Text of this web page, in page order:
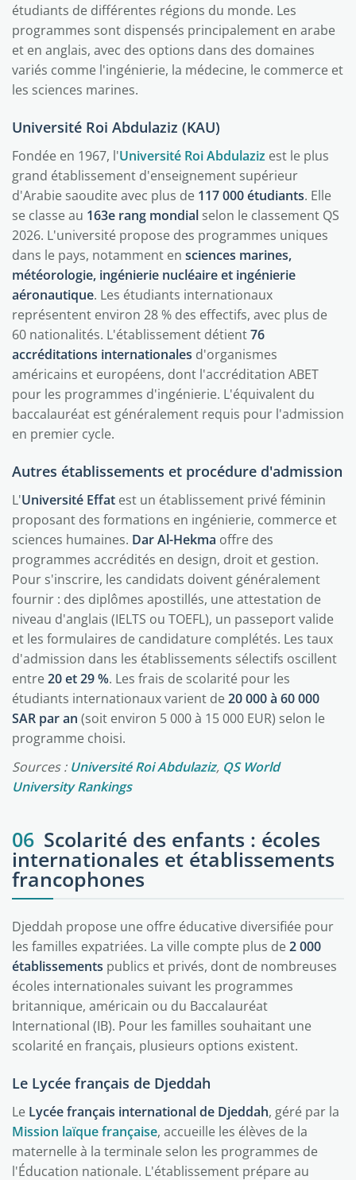
étudiants de différentes régions du monde. Les
programmes sont dispensés principalement en arabe
et en anglais, avec des options dans des domaines
variés comme l'ingénierie, la médecine, le commerce et
les sciences marines.
Université Roi Abdulaziz (KAU)
Fondée en 1967, l'Université Roi Abdulaziz est le plus
grand établissement d'enseignement supérieur
d'Arabie saoudite avec plus de 117 000 étudiants. Elle
se classe au 163e rang mondial selon le classement QS
2026. L'université propose des programmes uniques
dans le pays, notamment en sciences marines,
météorologie, ingénierie nucléaire et ingénierie
aéronautique. Les étudiants internationaux
représentent environ 28 % des effectifs, avec plus de
60 nationalités. L'établissement détient76
accréditations internationales d'organismes
américains et européens, dont l'accréditation ABET
pour les programmes d'ingénierie. L'équivalent du
baccalauréat est généralement requis pour l'admission
en premier cycle.
Autres établissements et procédure d'admission
L'Université Effat est un établissement privé féminin
proposant des formations en ingénierie, commerce et
sciences humaines. Dar Al-Hekma offre des
programmes accrédités en design, droit et gestion.
Pour s'inscrire, les candidats doivent généralement
fournir : des diplômes apostillés, une attestation de
niveau d'anglais (IELTS ou TOEFL), un passeport valide
et les formulaires de candidature complétés. Les taux
d'admission dans les établissements sélectifs oscillent
entre20 et 29 %. Les frais de scolarité pour les
étudiants internationaux varient de20 000 à 60 000
SAR par an (soit environ 5 000 à 15 000 EUR) selon le
programme choisi.
Sources : Université Roi Abdulaziz, QS World
University Rankings
06 Scolarité des enfants : écoles
internationales et établissements
francophones
Djeddah propose une offre éducative diversifiée pour
les familles expatriées. La ville compte plus de2 000
établissements publics et privés, dont de nombreuses
écoles internationales suivant les programmes
britannique, américain ou du Baccalauréat
International (IB). Pour les familles souhaitant une
scolarité en français, plusieurs options existent.
Le Lycée français de Djeddah
Le Lycée français international de Djeddah, géré par la
Mission laïque française, accueille les élèves de la
maternelle à la terminale selon les programmes de
l'Éducation nationale. L'établissement prépare au